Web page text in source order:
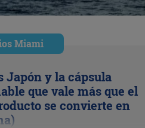
Miami
Japón y la cápsula
que vale más que el
se convierte en